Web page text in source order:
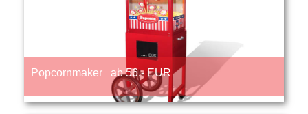
Popcornmaker ab 56.- EUR